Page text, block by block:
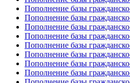
Пополнение базы
Пополнение базы
Пополнение базы
Пополнение базы
Пополнение базы
Пополнение базы
Пополнение базы
Пополнение базы